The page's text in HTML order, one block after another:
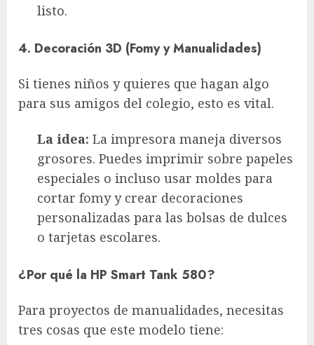
listo.
4. Decoración 3D (Fomy y Manualidades)
Si tienes niños y quieres que hagan algo
para sus amigos del colegio, esto es vital.
La idea: La impresora maneja diversos
grosores. Puedes imprimir sobre papeles
especiales o incluso usar moldes para
cortar fomy y crear decoraciones
personalizadas para las bolsas de dulces
o tarjetas escolares.
¿Por qué la HP Smart Tank 580?
Para proyectos de manualidades, necesitas
tres cosas que este modelo tiene: